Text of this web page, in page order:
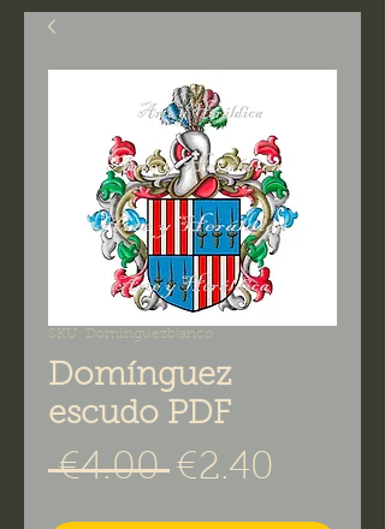
SKU: Dominguezblanco
Domínguez
escudo PDF
€4.00 Regular
€2.40